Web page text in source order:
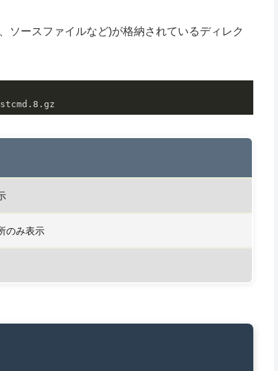
ソースファイルなど)が格納されているディレク
.8 .gz
のみ表示